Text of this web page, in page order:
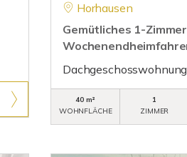
Horhausen
Gemütliches 1-
Dachgeschosswohnung
40 m²
WOHNFLÄCHE
1
ZIMMER